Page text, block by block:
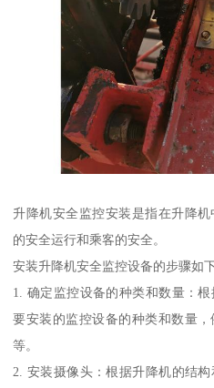
升降机安全监控安装是指在升降
的安全运行和乘客的安全。
安装升降机安全监控设备的步骤如下
1. 确定监控设备的种类和数量：
要安装的监控设备的种类和数量
等。
2. 安装摄像头：根据升降机的结